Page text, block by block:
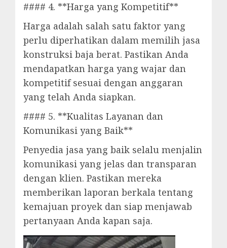
#### 4. **Harga yang Kompetitif**
Harga adalah salah satu faktor yang
perlu diperhatikan dalam memilih jasa
konstruksi baja berat. Pastikan Anda
mendapatkan harga yang wajar dan
kompetitif sesuai dengan anggaran
yang telah Anda siapkan.
#### 5. **Kualitas Layanan dan
Komunikasi yang Baik**
Penyedia jasa yang baik selalu menjalin
komunikasi yang jelas dan transparan
dengan klien. Pastikan mereka
memberikan laporan berkala tentang
kemajuan proyek dan siap menjawab
pertanyaan Anda kapan saja.